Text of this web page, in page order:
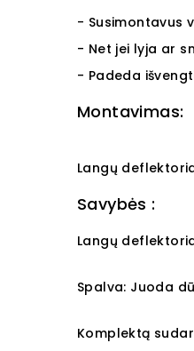
- Susimontavus
- Net jei lyja ar
- Padeda
Montavimas:
Langų
Savybės :
Langų
Spalva: Juoda
Komplektą